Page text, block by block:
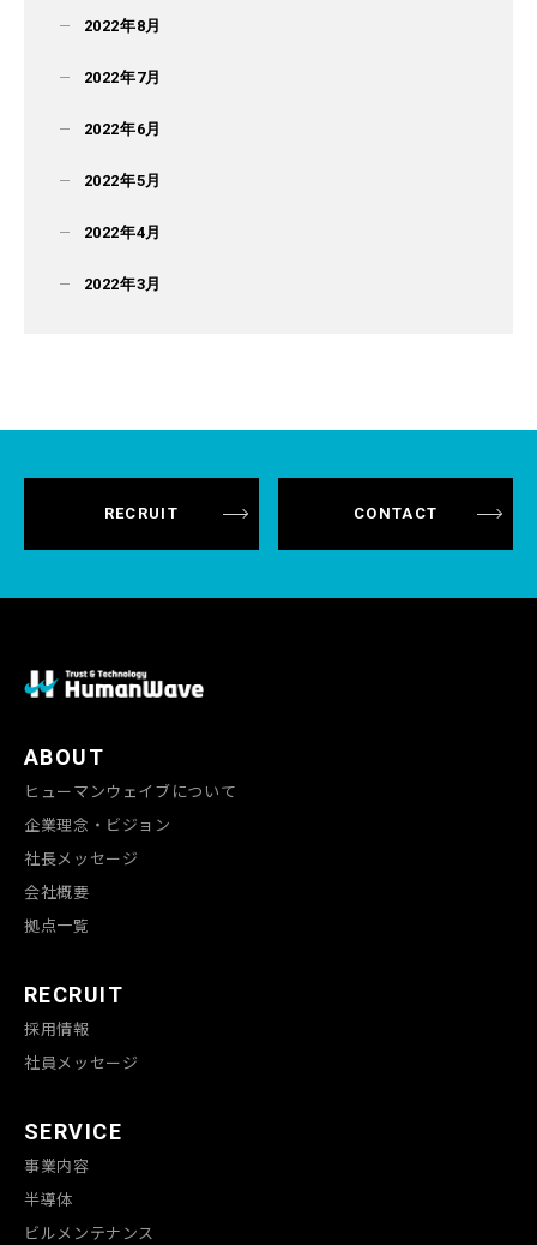
2022年8月
2022年7月
2022年6月
2022年5月
2022年4月
2022年3月
ABOUT
ヒューマンウェイブについて
企業理念・ビジョン
社長メッセージ
会社概要
拠点一覧
RECRUIT
採用情報
社員メッセージ
SERVICE
事業内容
半導体
ビルメンテナンス
RECRUIT CONTACT